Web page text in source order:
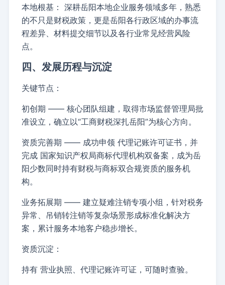
本地根基： 深耕岳阳本地企业服务领域多年，熟悉
的不只是财税政策，更是岳阳各行政区域的办事流
程差异、材料提交细节以及各行业常见经营风险
点。
四、发展历程与沉淀
关键节点：
初创期 —— 核心团队组建，取得市场监督管理局批
准设立，确立以“工商财税深扎岳阳”为核心方向。
资质完善期 —— 成功申领 代理记账许可证书 ，并
完成 国家知识产权局商标代理机构双备案 ，成为岳
阳少数同时持有财税与商标双合规资质的服务机
构。
业务拓展期 —— 建立疑难注销专项小组，针对税务
异常、吊销转注销等复杂场景形成标准化解决方
案，累计服务本地客户稳步增长。
资质沉淀：
持有 营业执照、代理记账许可证 ，可随时查验。